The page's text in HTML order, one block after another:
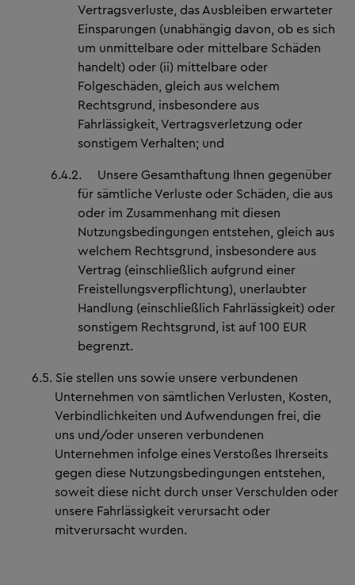
Vertragsverluste, das Ausbleiben erwarteter
Einsparungen (unabhängig davon, ob es sich
um unmittelbare oder mittelbare Schäden
handelt) oder (ii) mittelbare oder
Folgeschäden, gleich aus welchem
Rechtsgrund, insbesondere aus
Fahrlässigkeit, Vertragsverletzung oder
sonstigem Verhalten; und
6.4.2. Unsere Gesamthaftung Ihnen gegenüber
für sämtliche Verluste oder Schäden, die aus
oder im Zusammenhang mit diesen
Nutzungsbedingungen entstehen, gleich aus
welchem Rechtsgrund, insbesondere aus
Vertrag (einschließlich aufgrund einer
Freistellungsverpflichtung), unerlaubter
Handlung (einschließlich Fahrlässigkeit) oder
sonstigem Rechtsgrund, ist auf 100 EUR
begrenzt.
6.5. Sie stellen uns sowie unsere verbundenen
Unternehmen von sämtlichen Verlusten, Kosten,
Verbindlichkeiten und Aufwendungen frei, die
uns und/oder unseren verbundenen
Unternehmen infolge eines Verstoßes Ihrerseits
gegen diese Nutzungsbedingungen entstehen,
soweit diese nicht durch unser Verschulden oder
unsere Fahrlässigkeit verursacht oder
mitverursacht wurden.